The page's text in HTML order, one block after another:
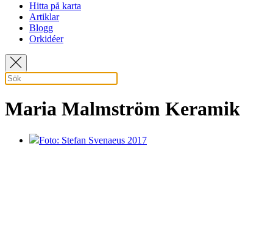
Hitta på karta
Artiklar
Blogg
Orkidéer
Maria Malmström Keramik
Foto: Stefan Svenaeus 2017